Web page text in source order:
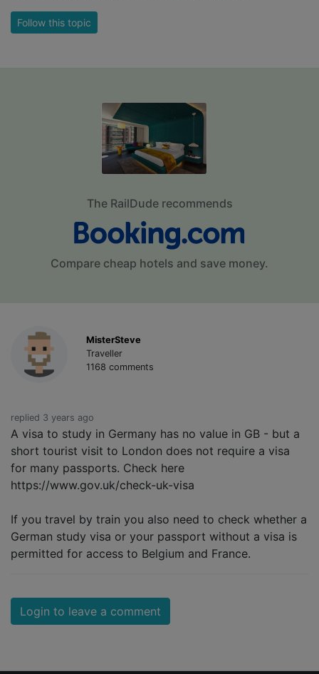
Follow this topic
The RailDude recommends
Compare cheap hotels and save money.
MisterSteve
Traveller
1168 comments
replied 3 years ago
A visa to study in Germany has no value in GB - but a
short tourist visit to London does not require a visa
for many passports. Check here
https://www.gov.uk/check-uk-visa
If you travel by train you also need to check whether a
German study visa or your passport without a visa is
permitted for access to Belgium and France.
Login to leave a comment